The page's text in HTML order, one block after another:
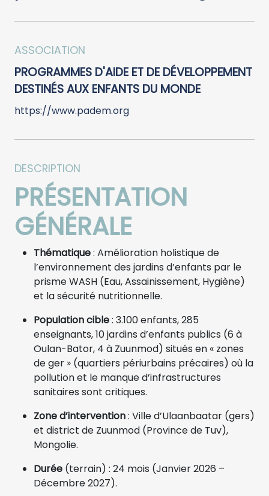
ASSOCIATION
PROGRAMMES D'AIDE ET DE DÉVELOPPEMENT
DESTINÉS AUX ENFANTS DU MONDE
https://www.padem.org
DESCRIPTION
PRÉSENTATION
GÉNÉRALE
Thématique: Amélioration holistique de
l’environnement des jardins d’enfants par le
prisme WASH (Eau, Assainissement, Hygiène)
et la sécurité nutritionnelle.
Population cible: 3.100 enfants, 285
enseignants, 10 jardins d’enfants publics (6 à
Oulan-Bator, 4 à Zuunmod) situés en « zones
de ger » (quartiers périurbains précaires) où la
pollution et le manque d’infrastructures
sanitaires sont critiques.
Zone d’intervention: Ville d’Ulaanbaatar (gers)
et district de Zuunmod (Province de Tuv),
Mongolie.
Durée (terrain) : 24 mois (Janvier 2026 –
Décembre 2027).